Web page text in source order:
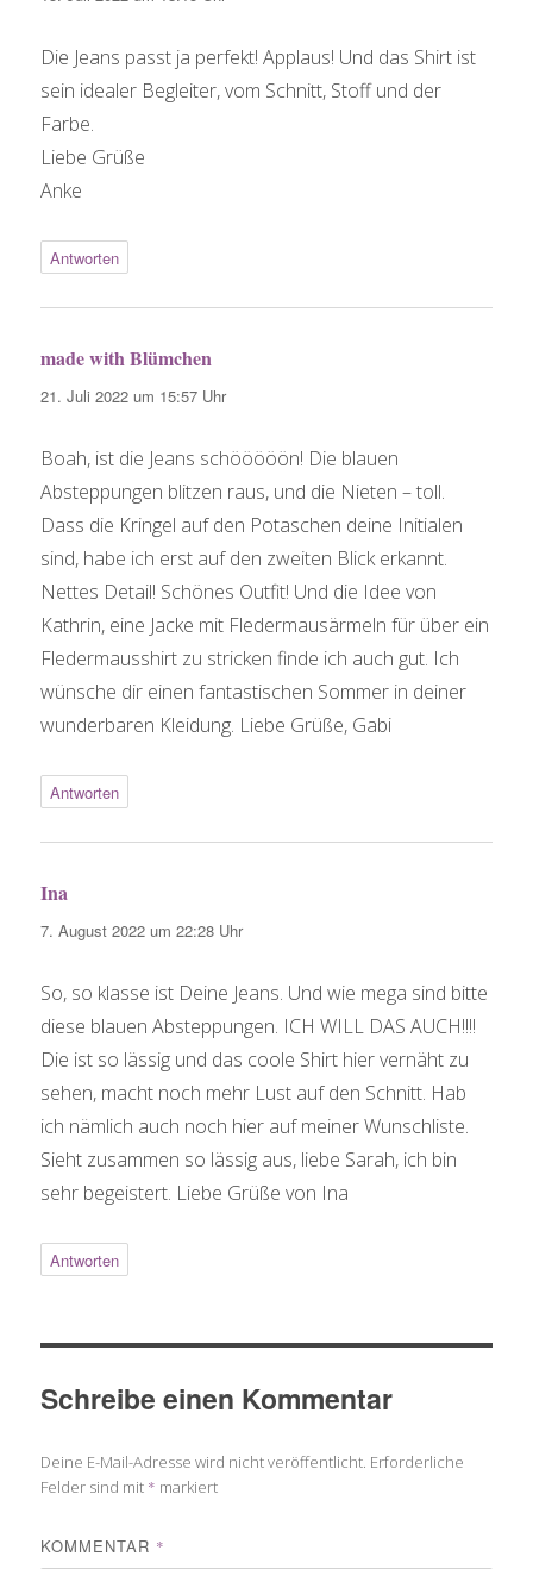
Die Jeans passt ja perfekt! Applaus! Und das Shirt ist
sein idealer Begleiter, vom Schnitt, Stoff und der
Farbe.
Liebe Grüße
Anke
Antworten
made with Blümchen
21. Juli 2022 um 15:57 Uhr
Boah, ist die Jeans schööööön! Die blauen
Absteppungen blitzen raus, und die Nieten – toll.
Dass die Kringel auf den Potaschen deine Initialen
sind, habe ich erst auf den zweiten Blick erkannt.
Nettes Detail! Schönes Outfit! Und die Idee von
Kathrin, eine Jacke mit Fledermausärmeln für über ein
Fledermausshirt zu stricken finde ich auch gut. Ich
wünsche dir einen fantastischen Sommer in deiner
wunderbaren Kleidung. Liebe Grüße, Gabi
Antworten
Ina
7. August 2022 um 22:28 Uhr
So, so klasse ist Deine Jeans. Und wie mega sind bitte
diese blauen Absteppungen. ICH WILL DAS AUCH!!!!
Die ist so lässig und das coole Shirt hier vernäht zu
sehen, macht noch mehr Lust auf den Schnitt. Hab
ich nämlich auch noch hier auf meiner Wunschliste.
Sieht zusammen so lässig aus, liebe Sarah, ich bin
sehr begeistert. Liebe Grüße von Ina
Antworten
Schreibe einen Kommentar
Deine E-Mail-Adresse wird nicht veröffentlicht. Erforderliche
Felder sind mit * markiert
KOMMENTAR *